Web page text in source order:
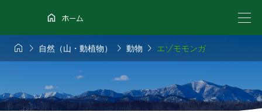
  自然（山・動植物）  動物  エゾモモンガ